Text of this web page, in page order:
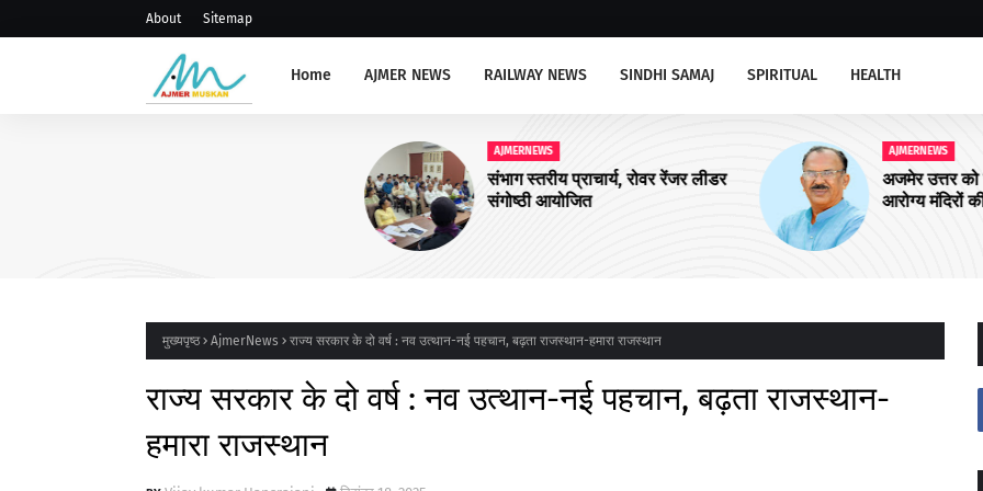
About Sitemap
Home AJMER NEWS RAILWAY NEWS SINDHI SAMAJ SPIRITUAL HEALTH
संभाग स्तरीय प्राचार्य, रोवर रेंजर लीडर
संगोष्ठी आयोजित
अजमेर उत्तर को चार और आयुष्मान शहरी
आरोग्य मंदिरों की सौगात
मुख्यपृष्ठ AjmerNews राज्य सरकार के दो वर्ष : नव उत्थान-नई पहचान, बढ़ता राजस्थान-हमारा राजस्थान
राज्य सरकार के दो वर्ष : नव उत्थान-नई पहचान, बढ़ता राजस्थान-
हमारा राजस्थान